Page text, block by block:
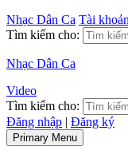
Nhạc Dân Ca Tài khoản
Tìm kiếm cho:
Nhạc Dân Ca
Video
Tìm kiếm cho:
Đăng nhập | Đăng ký
Primary Menu